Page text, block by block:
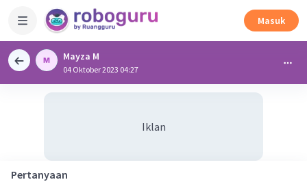
Masuk
Mayza M
04 Oktober 2023 04:27
Iklan
Pertanyaan